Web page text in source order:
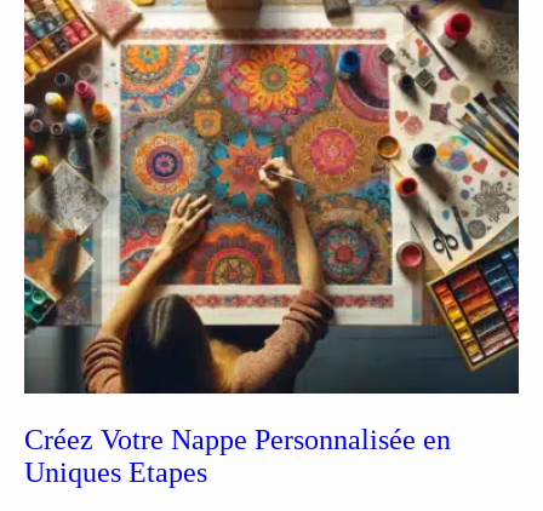
Créez Votre Nappe Personnalisée en
Uniques Etapes